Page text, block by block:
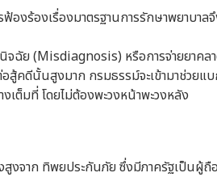
งร้องเรื่องมาตรฐานการรักษาพยาบาล
จฉัย (Misdiagnosis) หรือการจ่ายยา
สู้คดีนั้นสูงมาก กรมธรรม์จะเข้ามาช่วยแ
ต็มที่ โดยไม่ต้องพะวงหน้าพะวงหลัง
งจาก ทิพยประกันภัย ซึ่งมีภาครัฐเป็น